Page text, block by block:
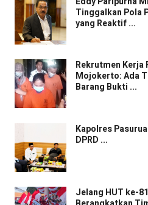
Tinggalkan Pola
yang Reaktif ...
Rekrutmen
Mojokerto: Ada
Barang Bukti ...
Kapolres
DPRD ...
Jelang HUT ke-